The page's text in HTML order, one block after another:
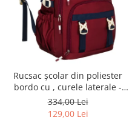
Rucsac școlar din poliester
bordo cu , curele laterale -
Peterson PTR-PTN 8594-1402
BORDO
334,00 Lei
129,00 Lei